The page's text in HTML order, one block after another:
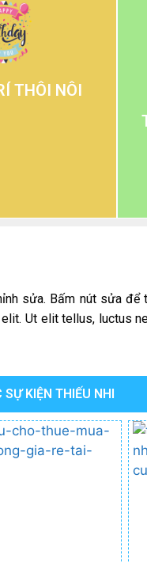
THÔI NÔI
sửa. Bấm nút sửa
Ut elit tellus, luctus
KIỆN THIẾU NHI